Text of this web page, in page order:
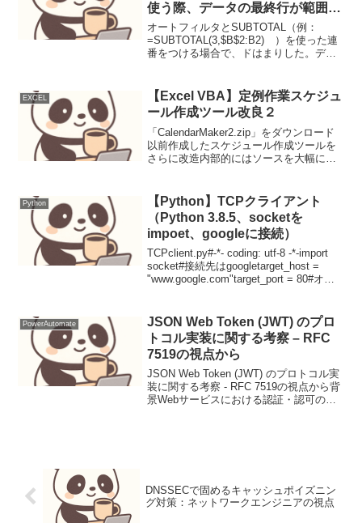
使う際、データの最終行が範囲か
ら外れフィルターの結果に常に表
示される不具合が出た場合は、
SUBTOTALを組み込んだ連番付
外す。
オートフィルタとSUBTOTAL（例：
=SUBTOTAL(3,$B$2:B2) ）を使った連
番をつける場合で、ドはまりした。デー
況ではない。どうしたらいいか、ずっど
悩ん...
EXCEL
【Excel VBA】定例作業スケジュ
ール作成ツール改良２
「CalendarMaker2.zip」をダウンロード
以前作成したスケジュール作成ツールを
さらに改造内部的にはソースを大幅に見
るとカレンダーが作成される。・「ルー
チ...
Python
【Python】TCPクライアント
（Python 3.8.5、socketを
impoet、googleに接続）
TCPclient.py#-*- coding: utf-8 -*-import
socket#接続先はgoogletarget_host =
"www.google.com"target_port = 80#オブ
PowerAutomate
JSON Web Token (JWT) のプロ
トコル実装に関する考察 – RFC
7519の視点から
JSON Web Token (JWT) のプロトコル実
装に関する考察 - RFC 7519の視点から背
景Webサービスにおける認証・認可のス
DNSSECで固めるキャッシュポイズニン
グ対策：ネットワークエンジニアの視点